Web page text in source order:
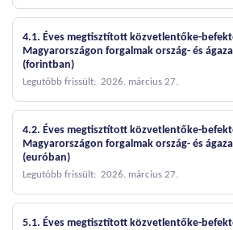
4.1. Éves megtisztított közvetlentőke-
Magyarországon forgalmak ország- és
(forintban)
Legutóbb frissült: 2026. március 27.
4.2. Éves megtisztított közvetlentőke-
Magyarországon forgalmak ország- és
(euróban)
Legutóbb frissült: 2026. március 27.
5.1. Éves megtisztított közvetlentőke-